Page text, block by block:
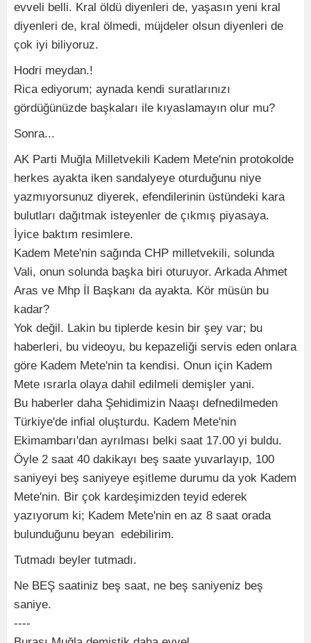
evveli belli. Kral öldü diyenleri de, yaşasın yeni kral
diyenleri de, kral ölmedi, müjdeler olsun diyenleri de
çok iyi biliyoruz.
Hodri meydan.!
Rica ediyorum; aynada kendi suratlarınızı
gördüğünüzde başkaları ile kıyaslamayın olur mu?
Sonra...
AK Parti Muğla Milletvekili Kadem Mete'nin protokolde
herkes ayakta iken sandalyeye oturduğunu niye
yazmıyorsunuz diyerek, efendilerinin üstündeki kara
bulutları dağıtmak isteyenler de çıkmış piyasaya.
İyice baktım resimlere.
Kadem Mete'nin sağında CHP milletvekili, solunda
Vali, onun solunda başka biri oturuyor. Arkada Ahmet
Aras ve Mhp İl Başkanı da ayakta. Kör müsün bu
kadar?
Yok değil. Lakin bu tiplerde kesin bir şey var; bu
haberleri, bu videoyu, bu kepazeliği servis eden onlara
göre Kadem Mete'nin ta kendisi. Onun için Kadem
Mete ısrarla olaya dahil edilmeli demişler yani.
Bu haberler daha Şehidimizin Naaşı defnedilmeden
Türkiye'de infial oluşturdu. Kadem Mete'nin
Ekimambarı'dan ayrılması belki saat 17.00 yi buldu.
Öyle 2 saat 40 dakikayı beş saate yuvarlayıp, 100
saniyeyi beş saniyeye eşitleme durumu da yok Kadem
Mete'nin. Bir çok kardeşimizden teyid ederek
yazıyorum ki; Kadem Mete'nin en az 8 saat orada
bulunduğunu beyan edebilirim.
Tutmadı beyler tutmadı.
Ne BEŞ saatiniz beş saat, ne beş saniyeniz beş
saniye.
----